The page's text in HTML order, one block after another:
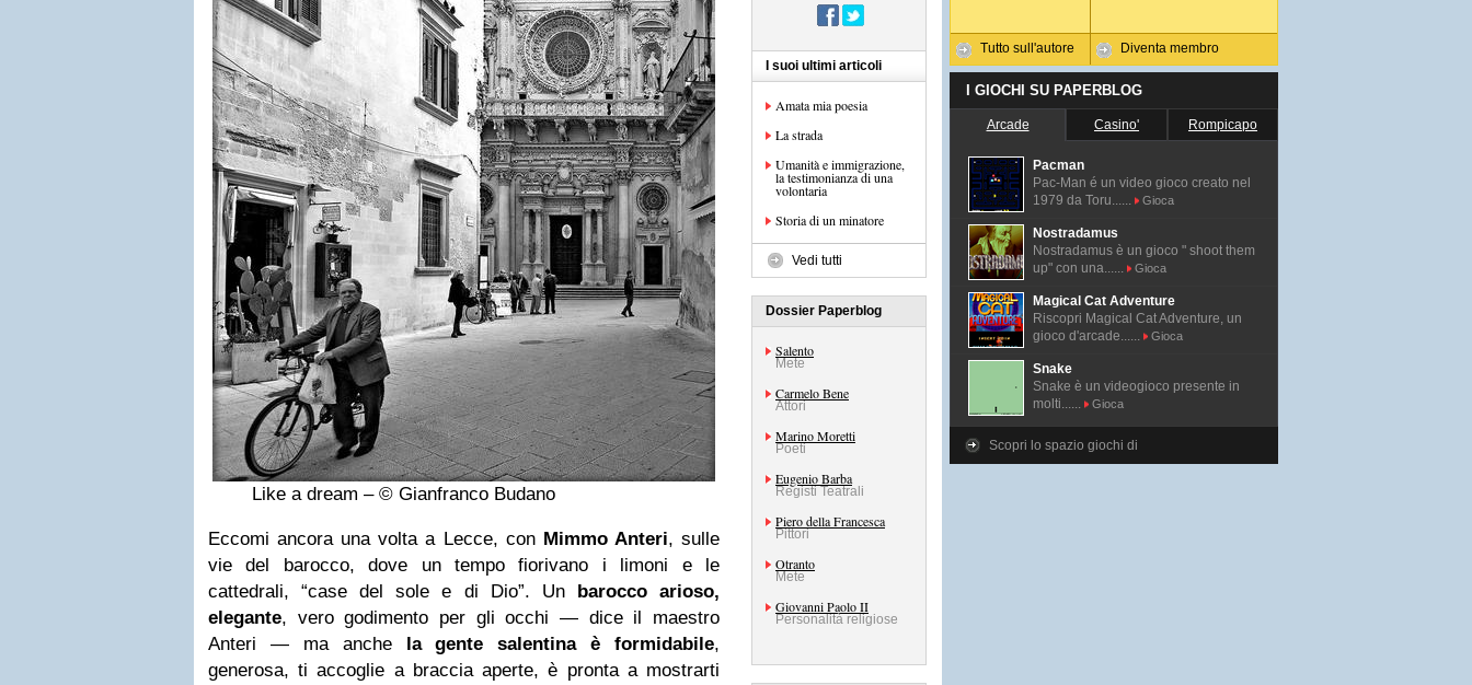
Like a dream – © Gianfranco Budano
Eccomi ancora una volta a Lecce, con Mimmo Anteri, sulle
vie del barocco, dove un tempo fiorivano i limoni e le
cattedrali, “case del sole e di Dio”. Un barocco arioso,
elegante, vero godimento per gli occhi — dice il maestro
Anteri — ma anche la gente salentina è formidabile,
generosa, ti accoglie a braccia aperte, è pronta a mostrarti
I suoi ultimi articoli
Amata mia poesia
La strada
Umanità e immigrazione,
la testimonianza di una
volontaria
Storia di un minatore
Vedi tutti
Dossier Paperblog
Salento
Mete
Carmelo Bene
Attori
Marino Moretti
Poeti
Eugenio Barba
Registi Teatrali
Piero della Francesca
Pittori
Otranto
Mete
Giovanni Paolo II
Personalità religiose
Tutto sull'autore Diventa membro
I GIOCHI SU PAPERBLOG
Arcade Casino' Rompicapo
Pacman
Pac-Man é un video gioco creato nel
1979 da Toru......
Gioca
Nostradamus
Nostradamus è un gioco " shoot them
up" con una......
Gioca
Magical Cat Adventure
Riscopri Magical Cat Adventure, un
gioco d'arcade......
Gioca
Snake
Snake è un videogioco presente in
molti......
Gioca
Scopri lo spazio giochi di